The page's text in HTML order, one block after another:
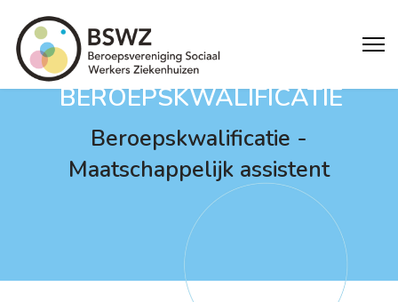
BEROEPSKWALIFICATIE
Beroepskwalificatie -
Maatschappelijk assistent